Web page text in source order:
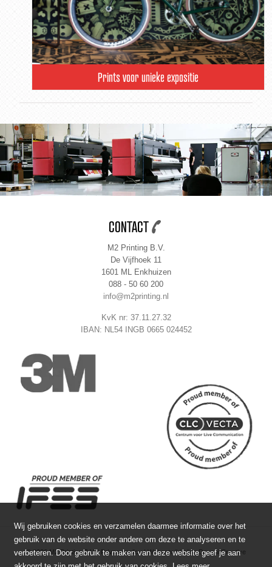
Prints voor unieke expositie
CONTACT
M2 Printing B.V.
De Vijfhoek 11
1601 ML Enkhuizen
088 - 50 60 200
info@m2printing.nl
KvK nr: 37.11.27.32
IBAN: NL54 INGB 0665 024452
© 2026 M2 Printing B.V. | Privacy policy|Webontwikkeling Devani Creative
Wij gebruiken cookies en verzamelen daarmee informatie over het
gebruik van de website onder andere om deze te analyseren en te
verbeteren. Door gebruik te maken van deze website geef je aan